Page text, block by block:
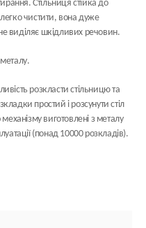
Стільниця стійка до
легко чистити, вона дуже
виділяє шкідливих речовин.
розкласти стільницю та
простий і розсунути стіл
виготовлені з металу
(понад 10000 розкладів).